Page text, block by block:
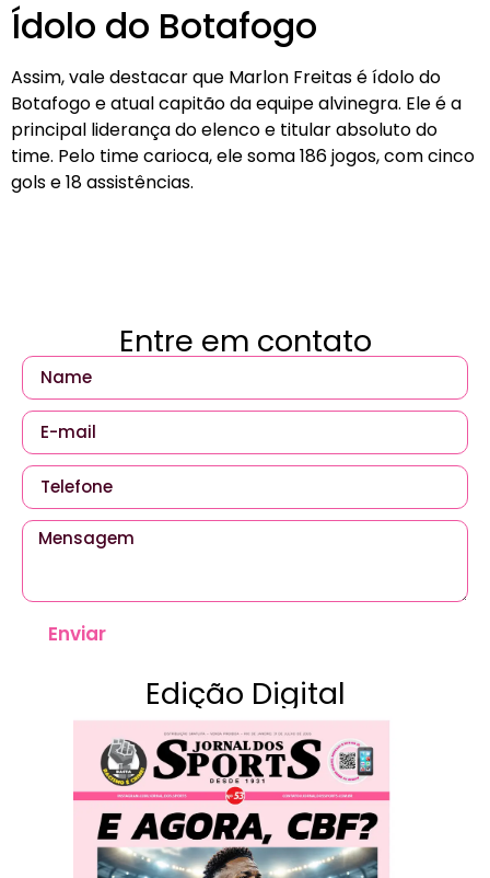
Ídolo do Botafogo
Assim, vale destacar que Marlon Freitas é ídolo do
Botafogo e atual capitão da equipe alvinegra. Ele é a
principal liderança do elenco e titular absoluto do
time. Pelo time carioca, ele soma 186 jogos, com cinco
gols e 18 assistências.
Entre em contato
Enviar
Edição Digital